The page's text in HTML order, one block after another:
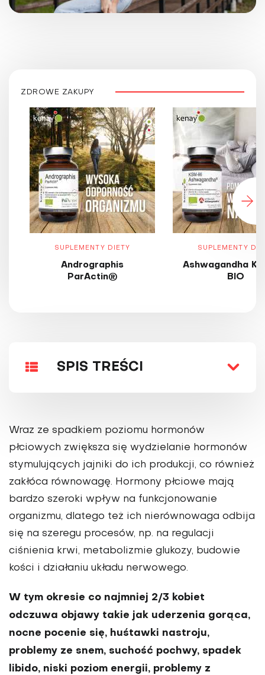
ZDROWE ZAKUPY
SUPLEMENTY DIETY
Andrographis
ParActin®
SUPLEMENTY
Ashwagandha
BIO
SPIS TREŚCI
Wraz ze spadkiem poziomu hormonów
płciowych zwiększa się wydzielanie hormonów
stymulujących jajniki do ich produkcji, co również
zakłóca równowagę. Hormony płciowe mają
bardzo szeroki wpływ na funkcjo­nowanie
organizmu, dlatego też ich nierównowaga odbija
się na szeregu procesów, np. na regulacji
ciśnienia krwi, metabolizmie glukozy, budowie
kości i działaniu układu nerwowego.
W tym okresie co najmniej 2/3 kobiet
odczuwa objawy takie jak uderzenia gorąca,
nocne pocenie się, huśtawki nastroju,
problemy ze snem, suchość pochwy, spadek
libido, niski poziom energii, problemy z